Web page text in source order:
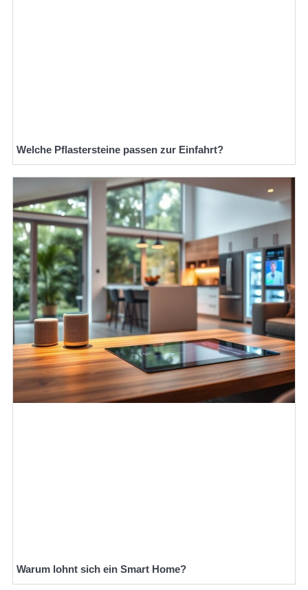
Welche Pflastersteine passen zur Einfahrt?
Warum lohnt sich ein Smart Home?